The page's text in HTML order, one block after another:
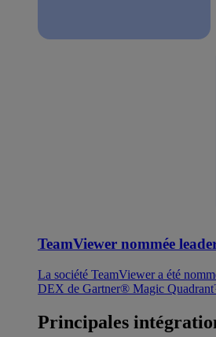
TeamViewer nommée
La société TeamViewer a été
DEX de Gartner® Magic
Principales